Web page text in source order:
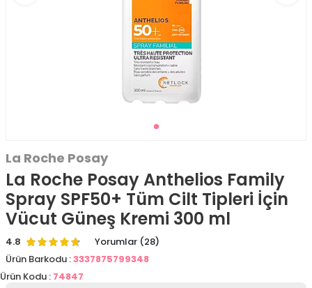
Sepete Ekle
La Roche Posay
La Roche Posay Anthelios Family
Spray SPF50+ Tüm Cilt Tipleri İçin
Vücut Güneş Kremi 300 ml
4.8
Yorumlar (28)
Ürün Barkodu :3337875799348
Ürün Kodu : 74847